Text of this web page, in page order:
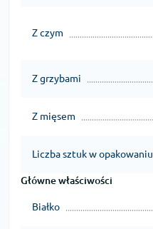
Z czym
Z grzybami
Z mięsem
Liczba sztuk w opakowaniu
Główne właściwości
Białko